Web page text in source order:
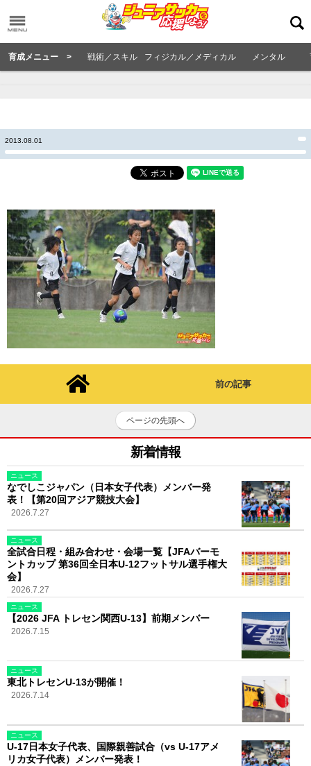
育成メニュー > 戦術／スキル フィジカル／メディカル メンタル
2013.08.01
前の記事
ページの先頭へ
新着情報
ニュース
なでしこジャパン（日本女子代表）メンバー発
表！【第20回アジア競技大会】
2026.7.27
ニュース
全試合日程・組み合わせ・会場一覧【JFAバーモ
ントカップ 第36回全日本U-12フットサル選手権大
会】
2026.7.27
ニュース
【2026 JFA トレセン関西U-13】前期メンバー
2026.7.15
ニュース
東北トレセンU-13が開催！
2026.7.14
ニュース
U-17日本女子代表、国際親善試合（vs U-17アメ
リカ女子代表）メンバー発表！